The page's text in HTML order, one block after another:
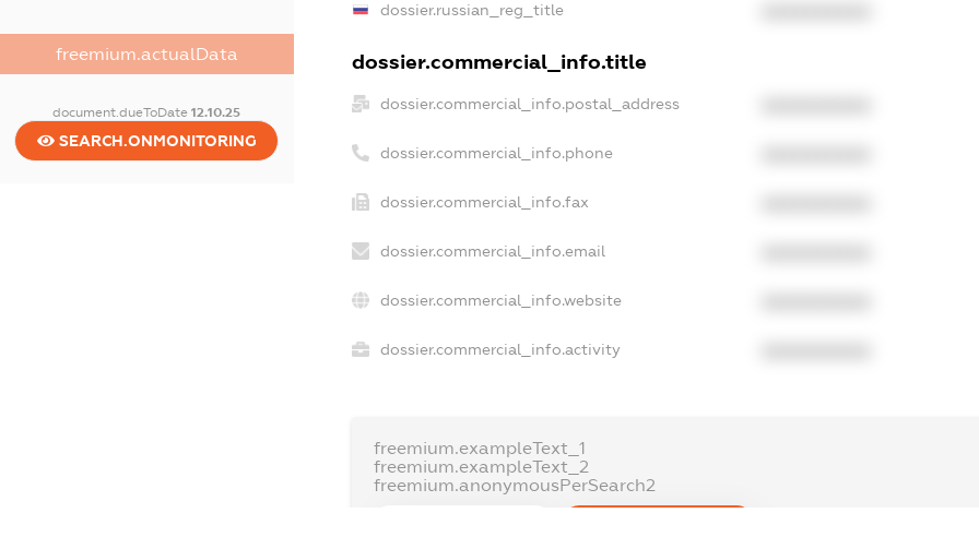
freemium.actualData
document.dueToDate12.10.25
SEARCH.ONMONITORING
dossier.russian_reg_title
dossier.commercial_info.title
dossier.commercial_info.postal_address
dossier.commercial_info.phone
dossier.commercial_info.fax
dossier.commercial_info.email
dossier.commercial_info.website
dossier.commercial_info.activity
freemium.exampleText_1
freemium.exampleText_2
freemium.anonymousPerSearch2